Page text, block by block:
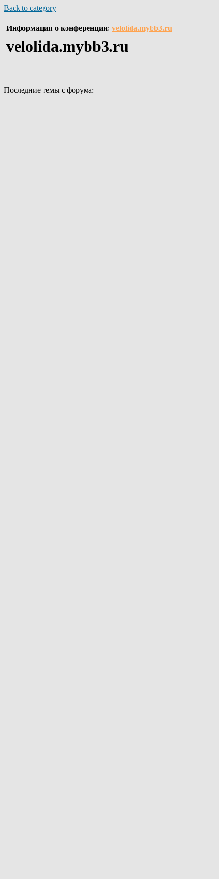
Back to category
Информация о конференции: velolida.mybb3.ru
velolida.mybb3.ru
Последние темы с форума: